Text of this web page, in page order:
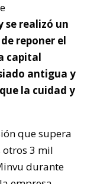
se realizó un
reponer el
capital
antigua y
la cuidad y
que supera
otros 3 mil
durante